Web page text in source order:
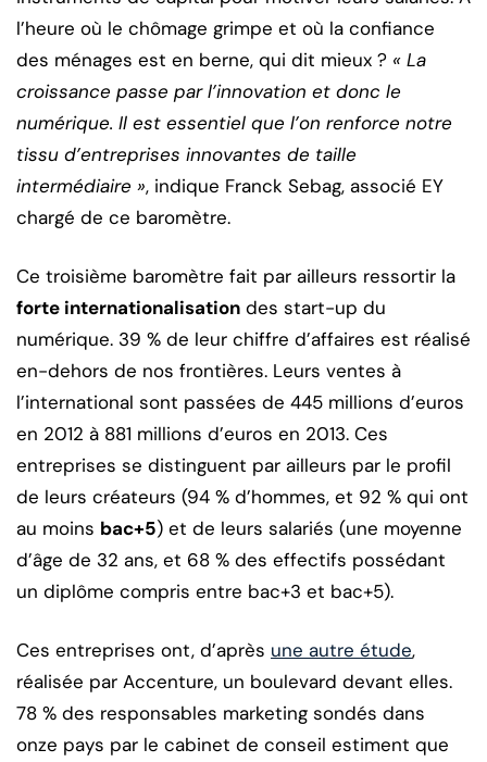
l’heure où le chômage grimpe et où la confiance
des ménages est en berne, qui dit mieux ? « La
croissance passe par l’innovation et donc le
numérique. Il est essentiel que l’on renforce notre
tissu d’entreprises innovantes de taille
intermédiaire », indique Franck Sebag, associé EY
chargé de ce baromètre.
Ce troisième baromètre fait par ailleurs ressortir la
forte internationalisation des start-up du
numérique. 39 % de leur chiffre d’affaires est réalisé
en-dehors de nos frontières. Leurs ventes à
l’international sont passées de 445 millions d’euros
en 2012 à 881 millions d’euros en 2013. Ces
entreprises se distinguent par ailleurs par le profil
de leurs créateurs (94 % d’hommes, et 92 % qui ont
au moins bac+5) et de leurs salariés (une moyenne
d’âge de 32 ans, et 68 % des effectifs possédant
un diplôme compris entre bac+3 et bac+5).
Ces entreprises ont, d’après une autre étude,
réalisée par Accenture, un boulevard devant elles.
78 % des responsables marketing sondés dans
onze pays par le cabinet de conseil estiment que